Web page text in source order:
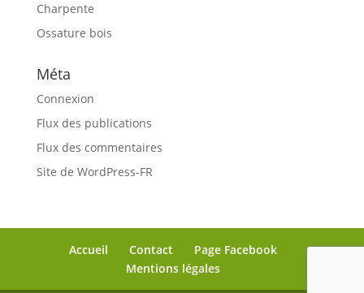
Charpente
Ossature bois
Méta
Connexion
Flux des publications
Flux des commentaires
Site de WordPress-FR
Accueil Contact
Page Facebook
Mentions légales